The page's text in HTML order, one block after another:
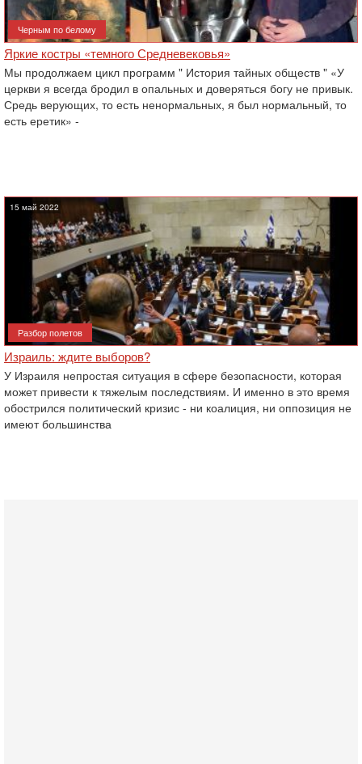
Черным по белому
Яркие костры «темного Средневековья»
Мы продолжаем цикл программ " История тайных обществ " «У
церкви я всегда бродил в опальных и доверяться богу не привык.
Средь верующих, то есть ненормальных, я был нормальный, то
есть еретик» -
15 май 2022
Разбор полетов
Израиль: ждите выборов?
У Израиля непростая ситуация в сфере безопасности, которая
может привести к тяжелым последствиям. И именно в это время
обострился политический кризис - ни коалиция, ни оппозиция не
имеют большинства